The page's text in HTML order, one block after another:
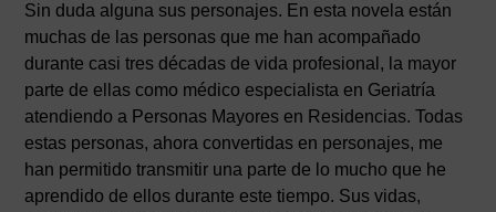
Sin duda alguna sus personajes. En esta novela están
muchas de las personas que me han acompañado
durante casi tres décadas de vida profesional, la mayor
parte de ellas como médico especialista en Geriatría
atendiendo a Personas Mayores en Residencias. Todas
estas personas, ahora convertidas en personajes, me
han permitido transmitir una parte de lo mucho que he
aprendido de ellos durante este tiempo. Sus vidas,